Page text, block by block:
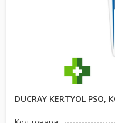
DUCRAY KERTYOL